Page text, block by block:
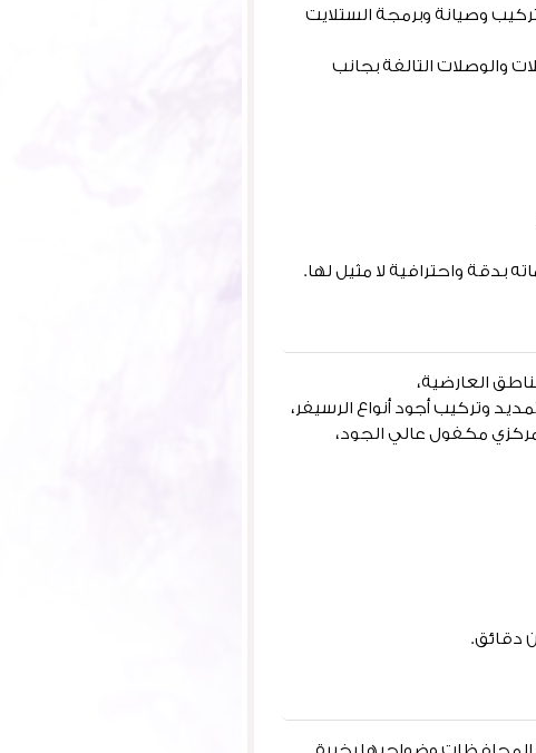
وصيانة وبرمجة الستلايت
والوصلات التالفة بجانب
واحترافية لا مثيل لها.
العارضية،
مكفول عالي الجود،
دقائق.